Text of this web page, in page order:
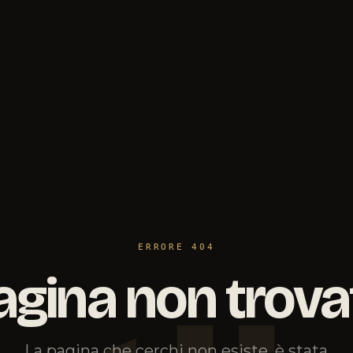
ERRORE 404
non